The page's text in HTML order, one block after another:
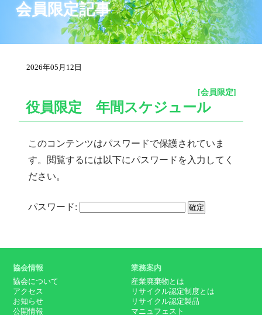
会員限定記事
2026年05月12日
[会員限定]
役員限定 年間スケジュール
このコンテンツはパスワードで保護されていま
す。閲覧するには以下にパスワードを入力してく
ださい。
パスワード:
協会情報
協会について
アクセス
お知らせ
公開情報
業務案内
産業廃棄物とは
リサイクル認定制度とは
リサイクル認定製品
マニュフェスト